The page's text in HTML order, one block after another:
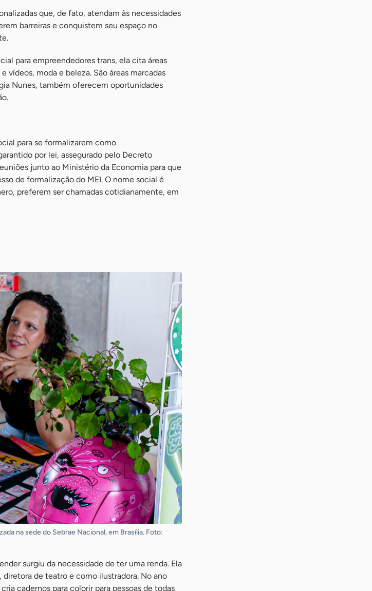
que, de fato, atendam às necessidades
barreiras e conquistem seu espaço no
para empreendedores trans, ela cita áreas
vídeos, moda e beleza. São áreas marcadas
Nunes, também oferecem oportunidades
para se formalizarem como
por lei, assegurado pelo Decreto
junto ao Ministério da Economia para que
de formalização do MEI. O nome social é
preferem ser chamadas cotidianamente, em
na sede do Sebrae Nacional, em Brasília. Foto:
surgiu da necessidade de ter uma renda. Ela
de teatro e como ilustradora. No ano
cadernos para colorir para pessoas de todas